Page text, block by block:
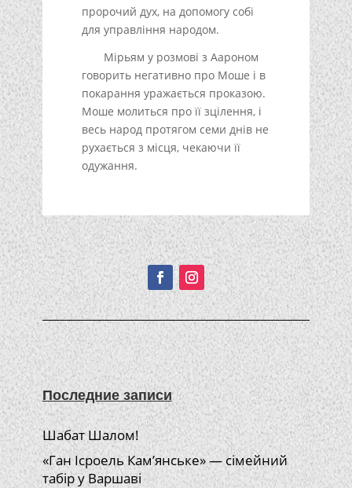
пророчий дух, на допомогу собі
для управління народом.
Мірьям у розмові з Аароном
говорить негативно про Моше і в
покарання уражається проказою.
Моше молиться про її зцілення, і
весь народ протягом семи днів не
рухається з місця, чекаючи її
одужання.
Подписывайтесь!
Последние записи
Шабат Шалом!
«Ган Ісроель Кам’янське» — сімейний
табір у Варшаві